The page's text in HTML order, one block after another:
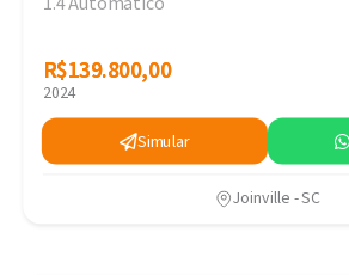
R$139.800,00
R$139.800,00
2024
Simular
Joinville - SC